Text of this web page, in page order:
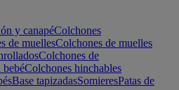
y canapéColchones
de muellesColchones de muelles
Colchones de
bebéColchones hinchables
Base tapizadasSomieresPatas de